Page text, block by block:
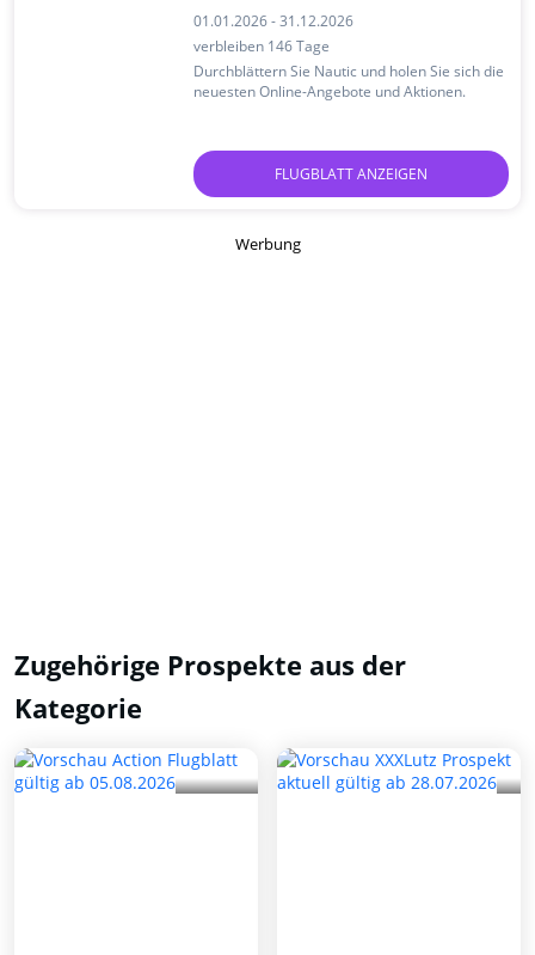
01.01.2026 - 31.12.2026
verbleiben 146 Tage
Durchblättern Sie Nautic und holen Sie sich die
neuesten Online-Angebote und Aktionen.
FLUGBLATT ANZEIGEN
Werbung
Zugehörige Prospekte aus der
Kategorie